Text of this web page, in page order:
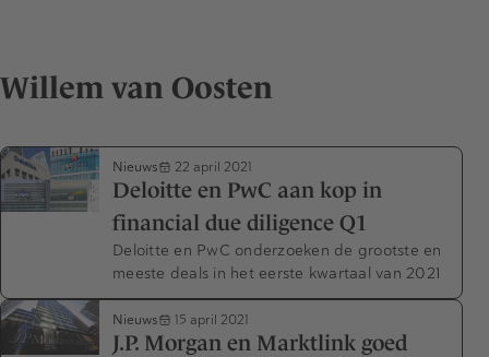
Willem van Oosten
Nieuws 22 april 2021
Deloitte en PwC aan kop in
financial due diligence Q1
Deloitte en PwC onderzoeken de grootste en
meeste deals in het eerste kwartaal van 2021
Nieuws 15 april 2021
J.P. Morgan en Marktlink goed